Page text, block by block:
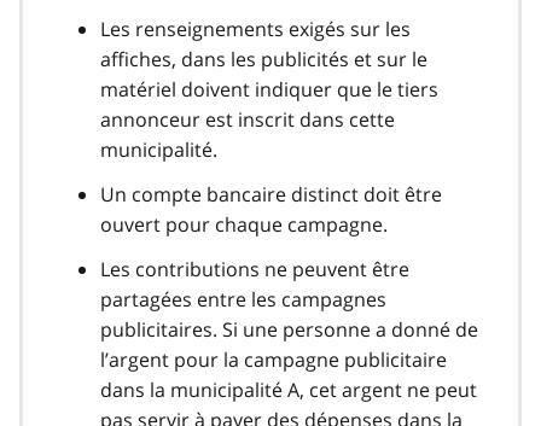
Les renseignements exigés sur les
affiches, dans les publicités et sur le
matériel doivent indiquer que le tiers
annonceur est inscrit dans cette
municipalité.
Un compte bancaire distinct doit être
ouvert pour chaque campagne.
Les contributions ne peuvent être
partagées entre les campagnes
publicitaires. Si une personne a donné de
l’argent pour la campagne publicitaire
dans la municipalité A, cet argent ne peut
pas servir à payer des dépenses dans la